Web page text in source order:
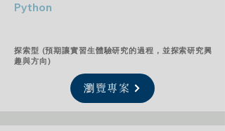
Python
探索型 (預期讓實習生體驗研究的過程，並探索研究興
趣與方向)
瀏覽專案